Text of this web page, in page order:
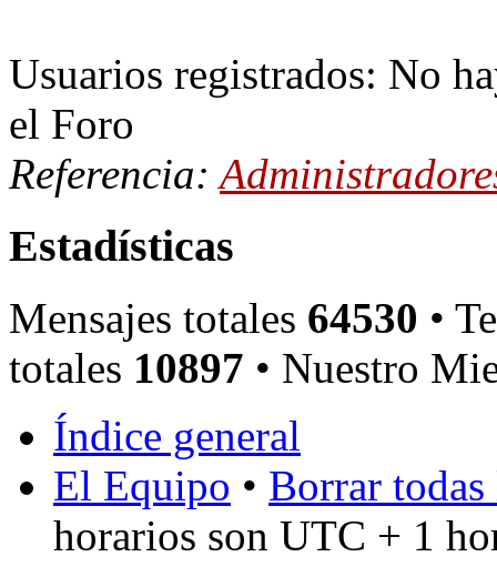
Usuarios registrados: No
el Foro
Referencia:
Estadísticas
Mensajes totales 64530 •
totales 10897 • Nuestro
Índice general
El Equipo • Borrar
horarios son UTC + 1